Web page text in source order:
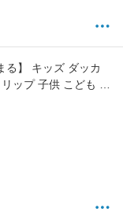
る】 キッズ ダッカ
ップ 子供 こども ヘ
留め ダンス 発表会
カラフル プチプラ